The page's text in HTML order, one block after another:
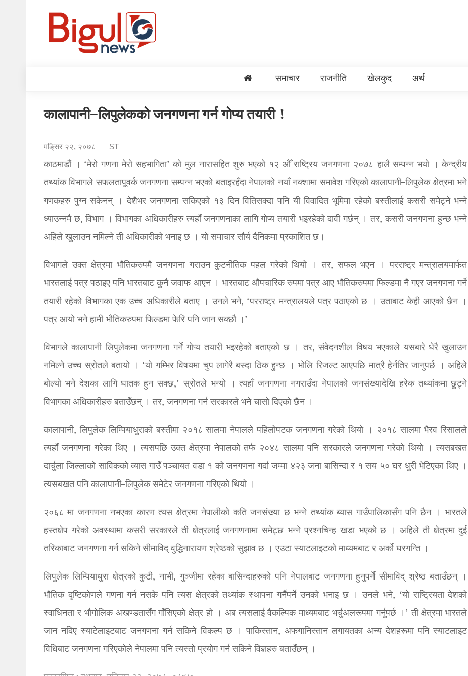
समाचार राजनीति खेलकुद अर्थ
कालापानी–लिपुलेकको जनगणना गर्न गोप्य तयारी !
मङि्सर २२, २०७८ ST
काठमाडौं । ‘मेरो गणना मेरो सहभागिता’ को मुल नारासहित शुरु भएको १२ औँ राष्ट्रिय जनगणना २०७८ हालै सम्पन्न भयो । केन्द्रीय
तथ्यांक विभागले सफलतापूवर्क जनगणना सम्पन्न भएको बताइरहँदा नेपालको नयाँ नक्शामा समावेश गरिएको कालापानी–लिपुलेक क्षेत्रमा भने
गणकहरु पुग्न सकेनन् । देशैभर जनगणना सकिएको १३ दिन वितिसक्दा पनि यी विवादित भूमिमा रहेको बस्तीलाई कसरी समेट्ने भन्ने
ध्याउन्नमै छ, विभाग । विभागका अधिकारीहरु त्यहाँ जनगणनाका लागि गोप्य तयारी भइरहेको दावी गर्छन् । तर, कसरी जनगणना हुन्छ भन्ने
अहिले खुलाउन नमिल्ने ती अधिकारीको भनाइ छ । यो समाचार सौर्य दैनिकमा प्रकाशित छ।
विभागले उक्त क्षेत्रमा भौतिकरुपमै जनगणना गराउन कुटनीतिक पहल गरेको थियो । तर, सफल भएन । परराष्ट्र मन्त्रालयमार्फत
भारतलाई पत्र पठाइए पनि भारतबाट कुनै जवाफ आएन । भारतबाट औपचारिक रुपमा पत्र आए भौतिकरुपमा फिल्डमा नै गएर जनगणना गर्ने
तयारी रहेको विभागका एक उच्च अधिकारीले बताए । उनले भने, ‘परराष्ट्र मन्त्रालयले पत्र पठाएको छ । उताबाट केही आएको छैन ।
पत्र आयो भने हामी भौतिकरुपमा फिल्डमा फेरि पनि जान सक्छौ ।’
विभागले कालापानी लिपुलेकमा जनगणना गर्ने गोप्य तयारी भइरहेको बताएको छ । तर, संवेदनशील विषय भएकाले यसबारे धेरै खुलाउन
नमिल्ने उच्च स्रोतले बतायो । ‘यो गम्भिर विषयमा चुप लागेरै बस्दा ठिक हुन्छ । भोलि रिजल्ट आएपछि मात्रै हेर्नतिर जानुपर्छ । अहिले
बोल्यो भने देशका लागि घातक हुन सक्छ,’ स्रोतले भन्यो । त्यहाँ जनगणना नगराउँदा नेपालको जनसंख्यादेखि हरेक तथ्यांकमा छुट्ने
विभागका अधिकारीहरु बताउँछन् । तर, जनगणना गर्न सरकारले भने चासो दिएको छैन ।
कालापानी, लिपुलेक लिम्पियाधुराको बस्तीमा २०१८ सालमा नेपालले पहिलोपटक जनगणना गरेको थियो । २०१८ सालमा भैरव रिसालले
त्यहाँ जनगणना गरेका थिए । त्यसपछि उक्त क्षेत्रमा नेपालको तर्फ २०४८ सालमा पनि सरकारले जनगणना गरेको थियो । त्यसबखत
दार्चुला जिल्लाको साविकको व्यास गाउँ पञ्चायत वडा १ को जनगणना गर्दा जम्मा ४२३ जना बासिन्दा र १ सय ५० घर धुरी भेटिएका थिए ।
त्यसबखत पनि कालापानी–लिपुलेक समेटेर जनगणना गरिएको थियो ।
२०६८ मा जनगणना नभएका कारण त्यस क्षेत्रमा नेपालीको कति जनसंख्या छ भन्ने तथ्यांक ब्यास गाउँपालिकासँग पनि छैन । भारतले
हस्तक्षेप गरेको अवस्थामा कसरी सरकारले ती क्षेत्रलाई जनगणनामा समेट्छ भन्ने प्रश्नचिन्ह खडा भएको छ । अहिले ती क्षेत्रमा दुई
तरिकाबाट जनगणना गर्न सकिने सीमाविद् वुद्धिनारायण श्रेष्ठको सुझाव छ । एउटा स्याटलाइटको माध्यमबाट र अर्को घरगन्ति ।
लिपुलेक लिम्पियाधुरा क्षेत्रको कुटी, नाभी, गुञ्जीमा रहेका बासिन्दाहरुको पनि नेपालबाट जनगणना हुनुपर्ने सीमाविद् श्रेष्ठ बताउँछन् ।
भौतिक दृष्टिकोणले गणना गर्न नसके पनि त्यस क्षेत्रको तथ्यांक स्थापना गर्नैैपर्ने उनको भनाइ छ । उनले भने, ‘यो राष्ट्रियता देशको
स्वाधिनता र भौगोलिक अखण्डतासँग गाँसिएको क्षेत्र हो । अब त्यसलाई वैकल्पिक माध्यमबाट भर्चुअलरूपमा गर्नुपर्छ ।’ ती क्षेत्रमा भारतले
जान नदिए स्याटेलाइटबाट जनगणना गर्न सकिने विकल्प छ । पाकिस्तान, अफगानिस्तान लगायतका अन्य देशहरूमा पनि स्याटलाइट
विधिबाट जनगणना गरिएकोले नेपालमा पनि त्यस्तो प्रयोग गर्न सकिने विज्ञहरु बताउँछन् ।